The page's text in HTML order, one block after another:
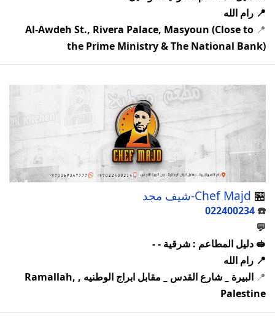
📍 رام الله
📍
Al-Awdeh St., Rivera Palace, Masyoun (Close to
the Prime Ministry & The National Bank)
🏪 Chef Majd-شيف مجد
☎️
022400234
💬
🥪 دليل المطاعم : شرقية - -
📍 رام الله
📍
البيرة _ شارع القدس _ مقابل ابراج الوطنيه , Ramallah,
Palestine